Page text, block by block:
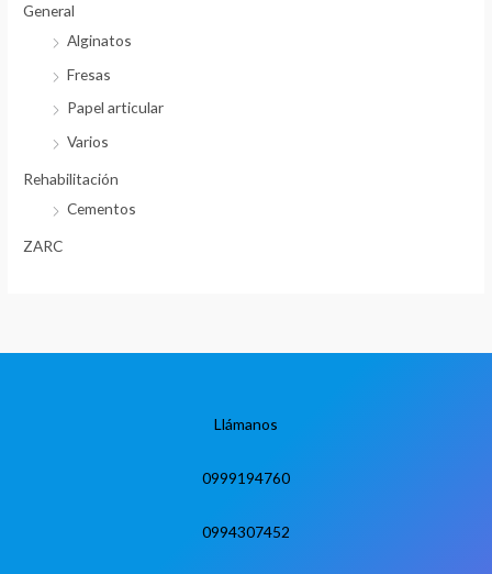
General
Alginatos
Fresas
Papel articular
Varios
Rehabilitación
Cementos
ZARC
Llámanos
0999194760
0994307452